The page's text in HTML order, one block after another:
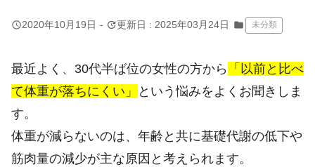
query_builder2020年10月19日 - update更新日 : 2025年03月24日 folder 未分類
最近よく、30代半ば位の女性の方から
「以前と比べ
て体重が落ちにくい」
という悩みをよくお聞きしま
す。
体重が減らないのは、年齢と共に基礎代謝の低下や
筋肉量の減少が主な原因と考えられます。